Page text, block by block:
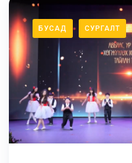
БУСАД СУРГАЛТ